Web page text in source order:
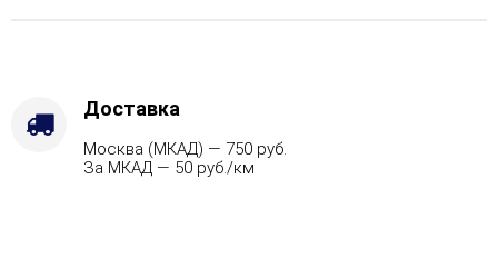
экраны,
Варианты
Доставка
Москва (МКАД) — 750 руб.
За МКАД — 50 руб./км